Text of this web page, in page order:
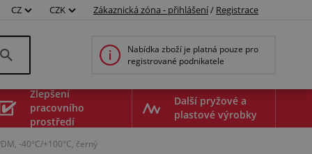
CZ CZK Zákaznická zóna - přihlášení/ Registrace
Nabídka zboží je platná pouze pro
registrované podnikatele
Zlepšení
pracovního
prostředí
Další pryžové a
plastové výrobky
-40°C/+100°C, černý